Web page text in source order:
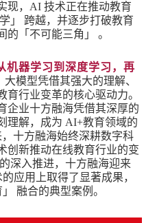
现，AI 技术正在推动教育
」 跨越，并逐步打破教育
的「不可能三角」 。
机器学习到深度学习，再
大模型凭借其强大的理解、
育行业变革的核心驱动力。
企业十方融海凭借其深厚的
理解，成为 AI+教育领域的
十方融海始终深耕数字科
创新推动在线教育行业的变
深入推进，十方融海迎来
应用上取得了显著成果，
融合的典型案例。